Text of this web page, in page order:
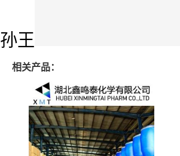
孙王
相关产品：